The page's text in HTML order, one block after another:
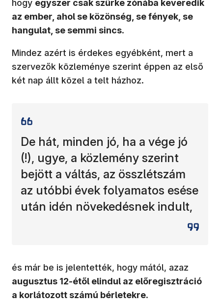
hogy egyszer csak szürke zónába keveredik
az ember, ahol se közönség, se fények, se
hangulat, se semmi sincs.
Mindez azért is érdekes egyébként, mert a
szervezők közleménye szerint éppen az első
két nap állt közel a telt házhoz.
De hát, minden jó, ha a vége jó
(!), ugye, a közlemény szerint
bejött a váltás, az összlétszám
az utóbbi évek folyamatos esése
után idén növekedésnek indult,
és már be is jelentették, hogy mától, azaz
augusztus 12-étől elindul az előregisztráció
a korlátozott számú bérletekre.